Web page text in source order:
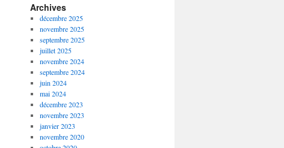
Archives
décembre 2025
novembre 2025
septembre 2025
juillet 2025
novembre 2024
septembre 2024
juin 2024
mai 2024
décembre 2023
novembre 2023
janvier 2023
novembre 2020